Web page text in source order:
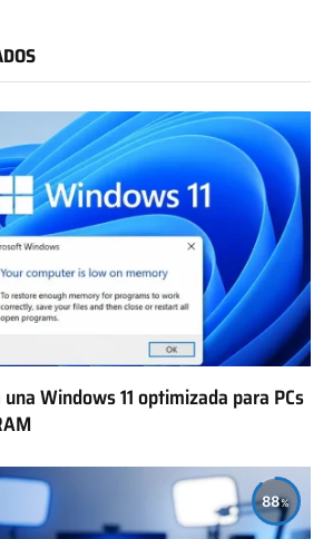
Windows 11 optimizada para PCs
88